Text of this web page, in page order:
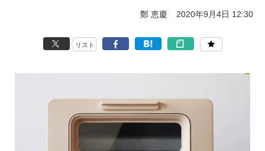
鄭 恵慶 2020年9月4日 12:30
リスト